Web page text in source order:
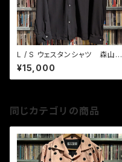
L / S ウェスタンシャツ 森山達
也モデル 約束の夜 BK / WH
¥15,000
同じカテゴリの商品